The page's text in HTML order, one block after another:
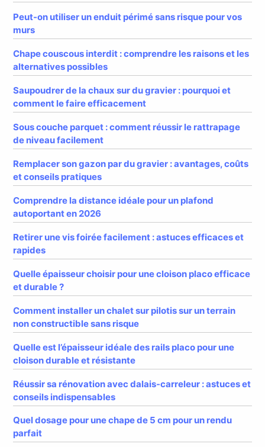
Peut-on utiliser un enduit périmé sans risque pour vos
murs
Chape couscous interdit : comprendre les raisons et les
alternatives possibles
Saupoudrer de la chaux sur du gravier : pourquoi et
comment le faire efficacement
Sous couche parquet : comment réussir le rattrapage
de niveau facilement
Remplacer son gazon par du gravier : avantages, coûts
et conseils pratiques
Comprendre la distance idéale pour un plafond
autoportant en 2026
Retirer une vis foirée facilement : astuces efficaces et
rapides
Quelle épaisseur choisir pour une cloison placo efficace
et durable ?
Comment installer un chalet sur pilotis sur un terrain
non constructible sans risque
Quelle est l’épaisseur idéale des rails placo pour une
cloison durable et résistante
Réussir sa rénovation avec dalais-carreleur : astuces et
conseils indispensables
Quel dosage pour une chape de 5 cm pour un rendu
parfait